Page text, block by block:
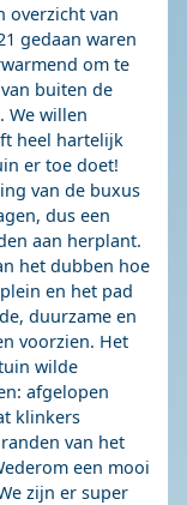
overzicht van
gedaan waren
om te
buiten de
We willen
heel hartelijk
er toe doet!
van de buxus
dus een
aan herplant.
het dubben hoe
en het pad
duurzame en
voorzien. Het
wilde
afgelopen
klinkers
van het
een mooi
zijn er super